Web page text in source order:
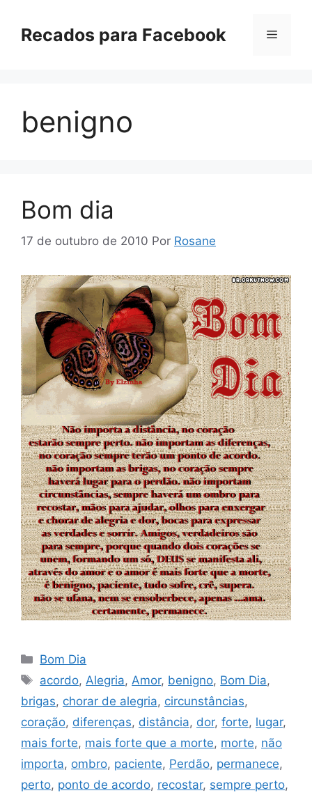
paraRecados para Facebook Menu
benigno
Bom dia
17 de outubro de 2010 Por Rosane
Categorias
Bom Dia
Tags
acordo,Alegria,Amor, benigno, Bom Dia,
brigas, chorar de alegria, circunstâncias,
coração, diferenças, distância, dor, forte, lugar,
mais forte, mais forte que a morte, morte, não
importa, ombro, paciente, Perdão, permanece,
perto, ponto de acordo, recostar, sempre perto,